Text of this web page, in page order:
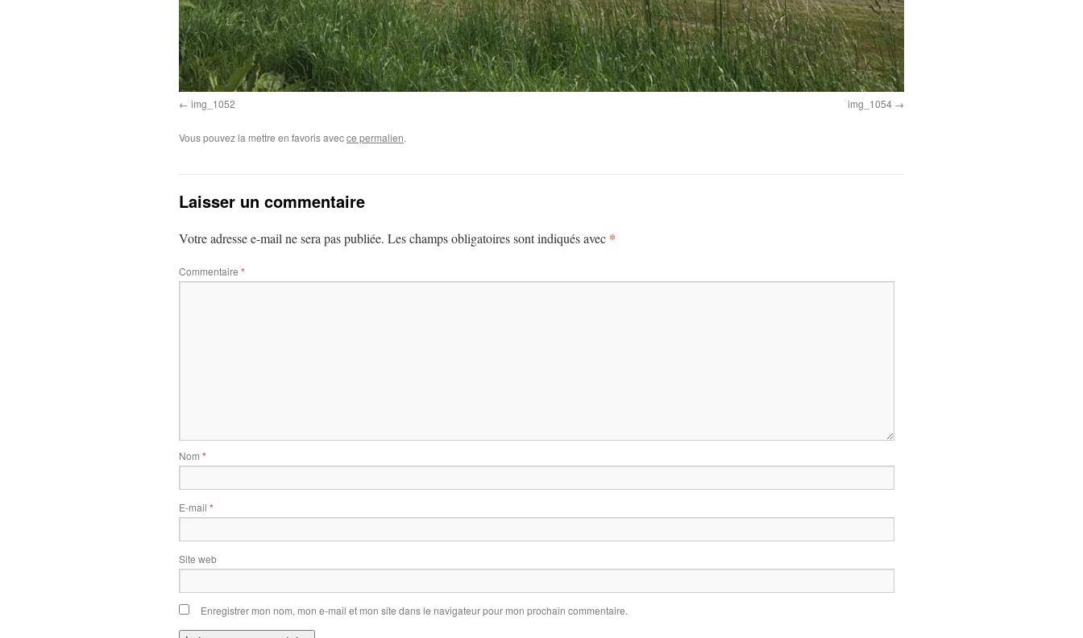
img_1052 img_1054
Vous pouvez la mettre en favoris avecce permalien.
Laisser un commentaire
Votre adresse e-mail ne sera pas publiée. Les champs obligatoires sont indiqués avec *
Commentaire *
Nom *
E-mail *
Site web
Enregistrer mon nom, mon e-mail et mon site dans le navigateur pour mon prochain commentaire.